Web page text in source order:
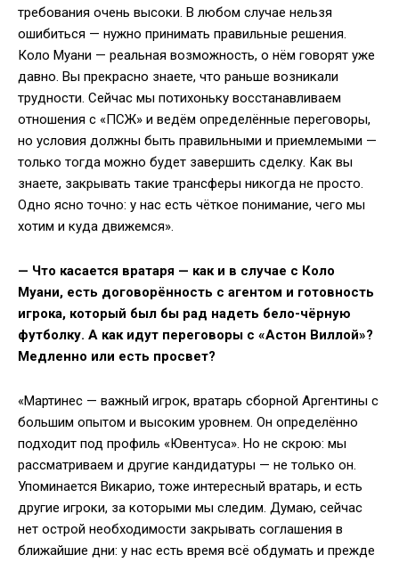
требования очень высоки. В любом случае нельзя
ошибиться — нужно принимать правильные решения.
Коло Муани — реальная возможность, о нём говорят уже
давно. Вы прекрасно знаете, что раньше возникали
трудности. Сейчас мы потихоньку восстанавливаем
отношения с «ПСЖ» и ведём определённые переговоры,
но условия должны быть правильными и приемлемыми —
только тогда можно будет завершить сделку. Как вы
знаете, закрывать такие трансферы никогда не просто.
Одно ясно точно: у нас есть чёткое понимание, чего мы
хотим и куда движемся».
— Что касается вратаря — как и в случае с Коло
Муани, есть договорённость с агентом и готовность
игрока, который был бы рад надеть бело-чёрную
футболку. А как идут переговоры с «Астон Виллой»?
Медленно или есть просвет?
«Мартинес — важный игрок, вратарь сборной Аргентины с
большим опытом и высоким уровнем. Он определённо
подходит под профиль «Ювентуса». Но не скрою: мы
рассматриваем и другие кандидатуры — не только он.
Упоминается Викарио, тоже интересный вратарь, и есть
другие игроки, за которыми мы следим. Думаю, сейчас
нет острой необходимости закрывать соглашения в
ближайшие дни: у нас есть время всё обдумать и прежде